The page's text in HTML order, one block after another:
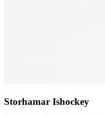
Storhamar Ishockey